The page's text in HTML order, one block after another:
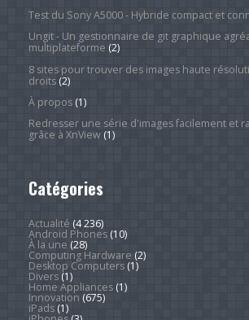
Test du Sony A5000 - Hybride compact et
Ungit - Un gestionnaire de git graphique
multiplateforme (2)
8 sites pour trouver des images haute
droits(2)
À propos(1)
Redresser une série d'images facilement et
grâce à XnView(1)
Catégories
Actualité (4 236)
Android Phones(10)
À la une (28)
Computing Hardware (2)
Desktop Computers(1)
Divers(1)
Home Appliances(1)
Innovation (675)
iPads(1)